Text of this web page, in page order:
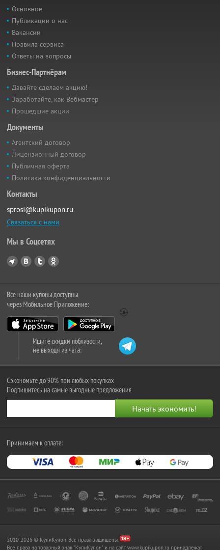
Основное
Публикации о нас
Вакансии
Правила сервиса
Ответы на вопросы
Бизнес-Партнёрам
Давайте сделаем акцию!
Заработайте, как Вебмастер
Прошедшие акции
Документы
Агентский договор
Лицензионный договор
Публичная оферта
Политика конфиденциальности
Контакты
sprosi@kupikupon.ru
Связаться с нами
Мы в Соцсетях
Все наши купоны доступны
через Мобильное Приложение:
Ищите скидки поблизости,
не выходя из чата:
Сэкономьте до 90% при любых покупках
Подпишитесь на самые выгодные предложения
Принимаем к оплате:
2010-2026 © КупиКупон. Все права защищены.
Все права на товарный знак "КупиКупон" и на сайт www.kupikupon.ru принадлежат